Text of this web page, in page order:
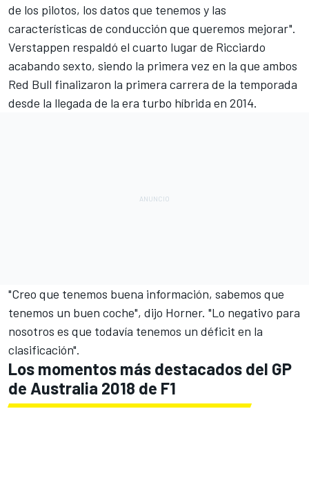
de los pilotos, los datos que tenemos y las
características de conducción que queremos mejorar".
Verstappen respaldó el cuarto lugar de Ricciardo
acabando sexto, siendo la primera vez en la que ambos
Red Bull finalizaron la primera carrera de la temporada
desde la llegada de la era turbo híbrida en 2014.
"Creo que tenemos buena información, sabemos que
tenemos un buen coche", dijo Horner. "Lo negativo para
nosotros es que todavía tenemos un déficit en la
clasificación".
Los momentos más destacados del GP
de Australia 2018 de F1